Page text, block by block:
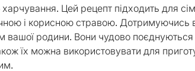
Цей рецепт підходить для
і корисною стравою. Дотримуючись
вашої родини. Вони чудово
їх можна використовувати для